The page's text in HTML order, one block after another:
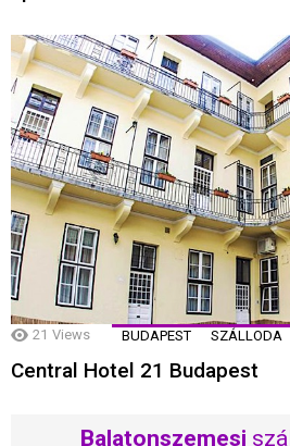
21 Views BUDAPEST SZÁLLODA
Central Hotel 21 Budapest
Balatonszemesi